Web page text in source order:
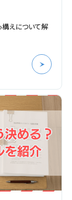
えについて解